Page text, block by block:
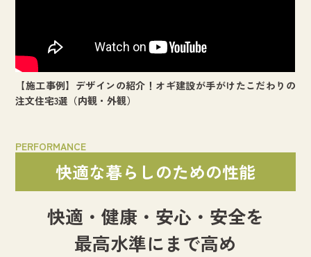
【施工事例】デザインの紹介！オギ建設が手がけたこだわりの
注文住宅3選（内観・外観）
PERFORMANCE
快適な暮らしのための性能
快適・健康・安心・安全を
最高水準にまで高め